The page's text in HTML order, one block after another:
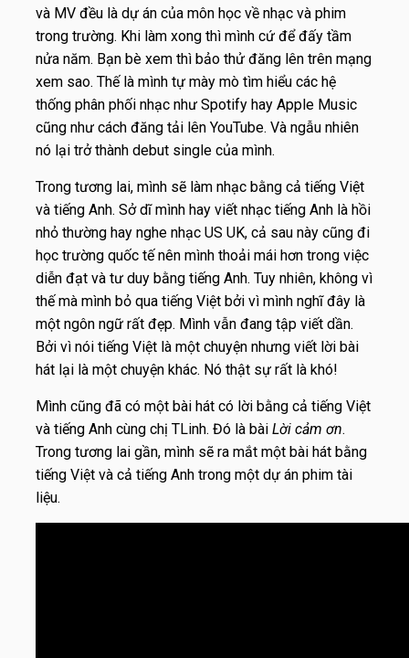
và MV đều là dự án của môn học về nhạc và phim
trong trường. Khi làm xong thì mình cứ để đấy tầm
nửa năm. Bạn bè xem thì bảo thử đăng lên trên mạng
xem sao. Thế là mình tự mày mò tìm hiểu các hệ
thống phân phối nhạc như Spotify hay Apple Music
cũng như cách đăng tải lên YouTube. Và ngẫu nhiên
nó lại trở thành debut single của mình.
Trong tương lai, mình sẽ làm nhạc bằng cả tiếng Việt
và tiếng Anh. Sở dĩ mình hay viết nhạc tiếng Anh là hồi
nhỏ thường hay nghe nhạc US UK, cả sau này cũng đi
học trường quốc tế nên mình thoải mái hơn trong việc
diễn đạt và tư duy bằng tiếng Anh. Tuy nhiên, không vì
thế mà mình bỏ qua tiếng Việt bởi vì mình nghĩ đây là
một ngôn ngữ rất đẹp. Mình vẫn đang tập viết dần.
Bởi vì nói tiếng Việt là một chuyện nhưng viết lời bài
hát lại là một chuyện khác. Nó thật sự rất là khó!
Mình cũng đã có một bài hát có lời bằng cả tiếng Việt
và tiếng Anh cùng chị TLinh. Đó là bài Lời cảm ơn.
Trong tương lai gần, mình sẽ ra mắt một bài hát bằng
tiếng Việt và cả tiếng Anh trong một dự án phim tài
liệu.